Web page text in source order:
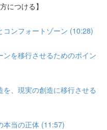
につける】
ンフォートゾーン (10:28)
を移行させるためのポイン
、現実の創造に移行させる
当の正体 (11:57)